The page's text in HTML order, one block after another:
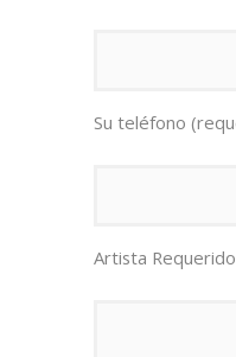
Su teléfono
Artista Requerido